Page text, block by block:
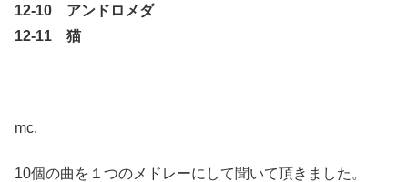
12-10 アンドロメダ
12-11 猫
mc.
10個の曲を１つのメドレーにして聞いて頂きました。